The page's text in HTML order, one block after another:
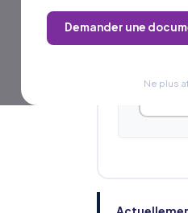
Demander une
Ne plus
FILTRER